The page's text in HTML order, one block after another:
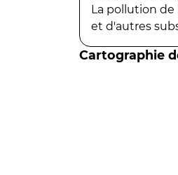
La pollution
et d'autres
Cartographie